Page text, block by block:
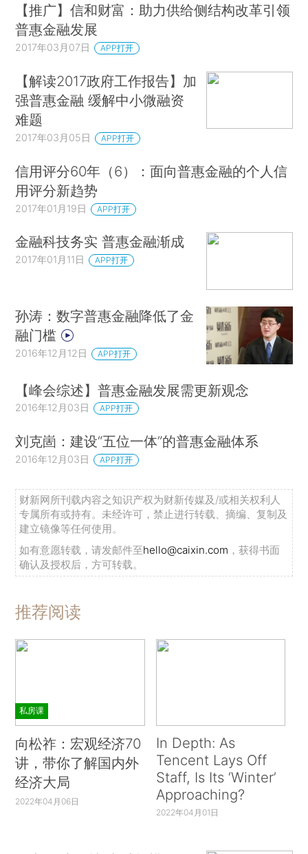
【推广】信和财富：助力供给侧结构改革引领
普惠金融发展
2017年03月07日 APP打开
【解读2017政府工作报告】加
强普惠金融 缓解中小微融资
难题
2017年03月05日 APP打开
信用评分60年（6）：面向普惠金融的个人信
用评分新趋势
2017年01月19日 APP打开
金融科技务实 普惠金融渐成
2017年01月11日 APP打开
孙涛：数字普惠金融降低了金
融门槛
2016年12月12日 APP打开
【峰会综述】普惠金融发展需更新观念
2016年12月03日 APP打开
刘克崮：建设“五位一体”的普惠金融体系
2016年12月03日 APP打开
财新网所刊载内容之知识产权为财新传媒及/或相关权利人
专属所有或持有。未经许可，禁止进行转载、摘编、复制及
建立镜像等任何使用。
如有意愿转载，请发邮件至hello@caixin.com ，获得书面
确认及授权后，方可转载。
推荐阅读
私房课
向松祚：宏观经济70
讲，带你了解国内外
经济大局
2022年04月06日
In Depth: As
Tencent Lays Off
Staff, Is Its ‘Winter’
Approaching?
2022年04月01日